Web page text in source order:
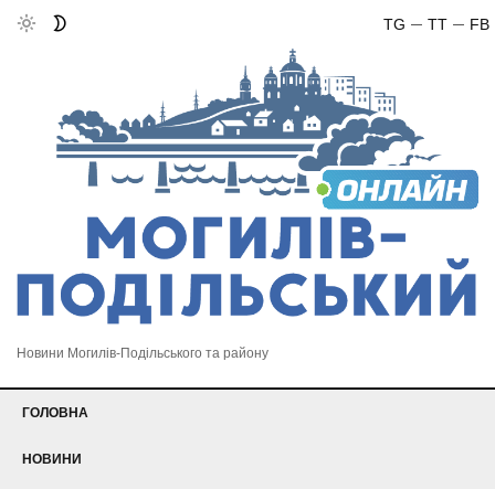
FB
TT
TG
Новини Могилів-Подільського та району
ГОЛОВНА
НОВИНИ